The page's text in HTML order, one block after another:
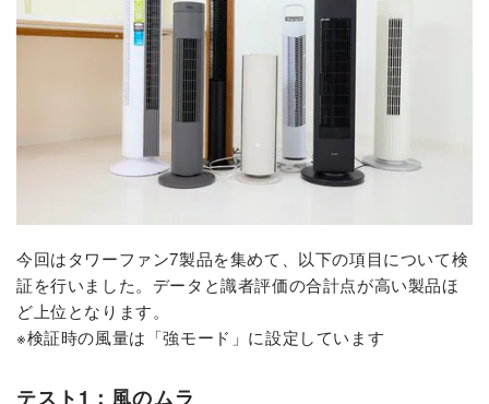
今回はタワーファン7製品を集めて、以下の項目について検
証を行いました。データと識者評価の合計点が高い製品ほ
ど上位となります。
※検証時の風量は「強モード」に設定しています
テスト1：風のムラ